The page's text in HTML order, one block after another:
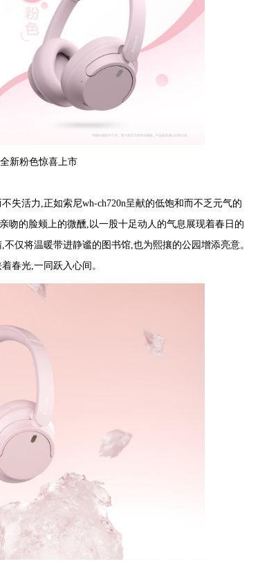
新粉色惊喜上市
失活力,正如索尼wh-ch720n呈献的低饱和而不乏元气的
吻的脸颊上的微醺,以一股十足动人的气息展现着春日的
仅将温暖带进静谧的图书馆,也为熙攘的公园增添亮意。
春光,一同跃入心间。